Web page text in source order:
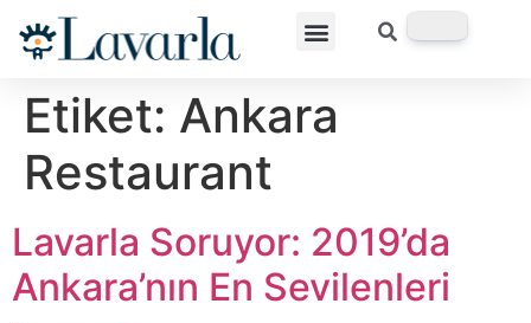
Etiket: Ankara
Restaurant
Lavarla Soruyor: 2019’da
Ankara’nın En Sevilenleri